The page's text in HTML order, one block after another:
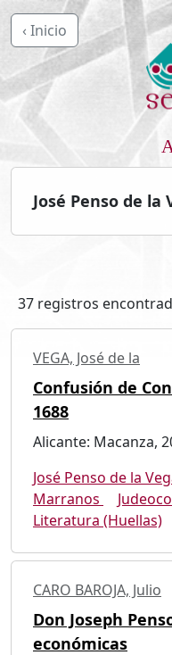
‹ Inicio
José Penso de la
37 registros
VEGA, José de la
Confusión de
1688
Alicante: Macanza,
José Penso de la
Marranos
Literatura (Huellas)
CARO BAROJA, Julio
Don Joseph
económicas